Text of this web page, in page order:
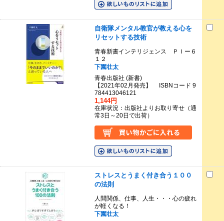
自衛隊メンタル教官が教える心を
リセットする技術
青春新書インテリジェンス ＰＩー６
１２
下園壮太
青春出版社 (新書)
【2021年02月発売】 ISBNコード 9
784413046121
1,144円
在庫状況：出版社よりお取り寄せ（通
常3日～20日で出荷）
ストレスとうまく付き合う１００
の法則
人間関係、仕事、人生・・・心の疲れ
が軽くなる！
下園壮太